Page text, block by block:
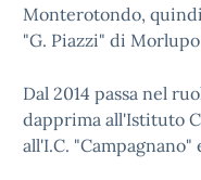
Monterotondo,
"G. Piazzi" di
Dal 2014 passa nel
dapprima all'Istituto
all'I.C. "Campagnano"